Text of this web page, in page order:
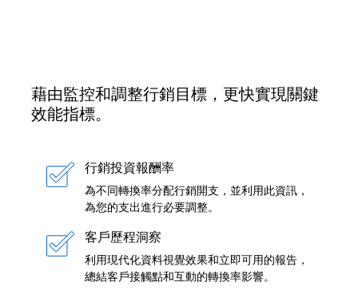
藉由監控和調整行銷目標，更快實現關鍵
效能指標。
行銷投資報酬率
為不同轉換率分配行銷開支，並利用此資訊，
為您的支出進行必要調整。
客戶歷程洞察
利用現代化資料視覺效果和立即可用的報告，
總結客戶接觸點和互動的轉換率影響。